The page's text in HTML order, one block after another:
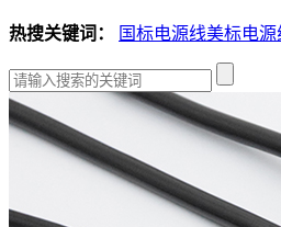
热搜关键词： 国标电源线美标电源